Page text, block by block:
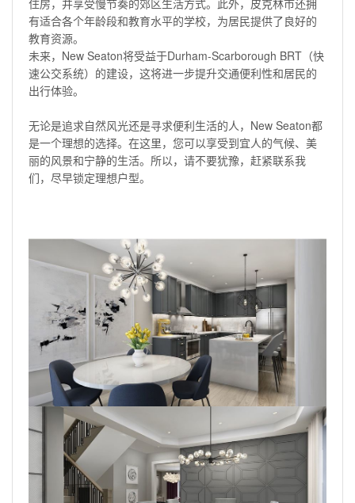
住房，并享受慢节奏的郊区生活方式。此外，皮克林市还拥
有适合各个年龄段和教育水平的学校，为居民提供了良好的
教育资源。
未来，New Seaton将受益于Durham-Scarborough BRT（快
速公交系统）的建设，这将进一步提升交通便利性和居民的
出行体验。
无论是追求自然风光还是寻求便利生活的人，New Seaton都
是一个理想的选择。在这里，您可以享受到宜人的气候、美
丽的风景和宁静的生活。所以，请不要犹豫，赶紧联系我
们，尽早锁定理想户型。